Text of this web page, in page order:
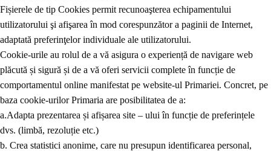
Fișierele de tip Cookies permit recunoaşterea echipamentului
utilizatorului şi afişarea în mod corespunzător a paginii de Internet,
adaptată preferinţelor individuale ale utilizatorului.
Cookie-urile au rolul de a vă asigura o experiență de navigare web
plăcută și sigură și de a vă oferi servicii complete în funcție de
comportamentul online manifestat pe website-ul Primariei. Concret, pe
baza cookie-urilor Primaria are posibilitatea de a:
a.Adapta prezentarea și afișarea site – ului în funcție de preferințele
dvs. (limbă, rezoluție etc.)
b. Crea statistici anonime, care nu presupun identificarea personal,